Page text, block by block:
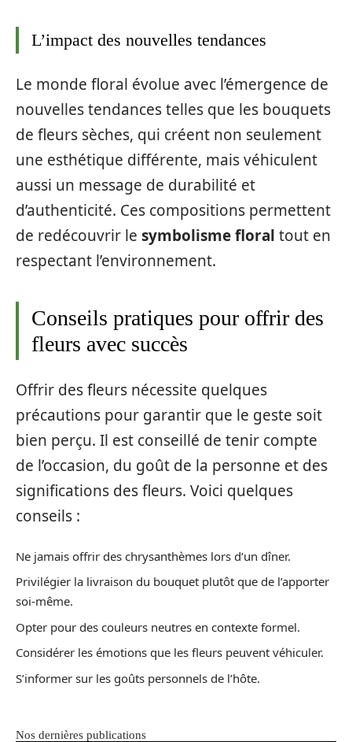
L’impact des nouvelles tendances
Le monde floral évolue avec l’émergence de
nouvelles tendances telles que les bouquets
de fleurs sèches, qui créent non seulement
une esthétique différente, mais véhiculent
aussi un message de durabilité et
d’authenticité. Ces compositions permettent
de redécouvrir le symbolisme floral tout en
respectant l’environnement.
Conseils pratiques pour offrir des
fleurs avec succès
Offrir des fleurs nécessite quelques
précautions pour garantir que le geste soit
bien perçu. Il est conseillé de tenir compte
de l’occasion, du goût de la personne et des
significations des fleurs. Voici quelques
conseils :
Ne jamais offrir des chrysanthèmes lors d’un dîner.
Privilégier la livraison du bouquet plutôt que de l’apporter
soi-même.
Opter pour des couleurs neutres en contexte formel.
Considérer les émotions que les fleurs peuvent véhiculer.
S’informer sur les goûts personnels de l’hôte.
Nos dernières publications